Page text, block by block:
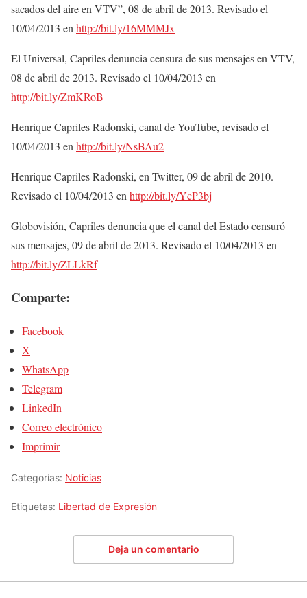
sacados del aire en VTV”, 08 de abril de 2013. Revisado el
10/04/2013 en http://bit.ly/16MMMJx
El Universal, Capriles denuncia censura de sus mensajes en VTV,
08 de abril de 2013. Revisado el 10/04/2013 en
http://bit.ly/ZmKRoB
Henrique Capriles Radonski, canal de YouTube, revisado el
10/04/2013 en http://bit.ly/NsBAu2
Henrique Capriles Radonski, en Twitter, 09 de abril de 2010.
Revisado el 10/04/2013 en http://bit.ly/YcP3bj
Globovisión, Capriles denuncia que el canal del Estado censuró
sus mensajes, 09 de abril de 2013. Revisado el 10/04/2013 en
http://bit.ly/ZLLkRf
Comparte:
Facebook
X
WhatsApp
Telegram
LinkedIn
Correo electrónico
Imprimir
Categorías: Noticias
Etiquetas: Libertad de Expresión
Deja un comentario